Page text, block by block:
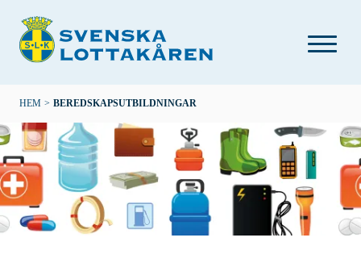
huvudinnehåll
Länkstig
HEM > BEREDSKAPSUTBILDNINGAR